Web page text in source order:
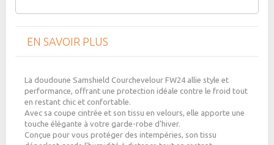
EN SAVOIR PLUS
La doudoune Samshield Courchevelour FW24 allie style et
performance, offrant une protection idéale contre le froid tout
en restant chic et confortable.
Avec sa coupe cintrée et son tissu en velours, elle apporte une
touche élégante à votre garde-robe d'hiver.
Conçue pour vous protéger des intempéries, son tissu